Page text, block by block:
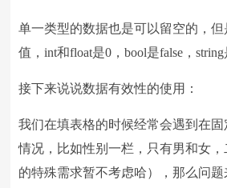
单一类型的数据也是可以留空的，
值，int和float是0，bool是false，string
接下来说说数据有效性的使用：
我们在填表格的时候经常会遇到在
情况，比如性别一栏，只有男和女
的特殊需求暂不考虑哈），那么问